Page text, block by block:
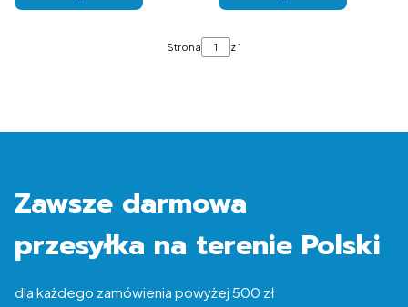
Strona z 1
Zawsze darmowa
przesyłka na terenie Polski
dla każdego zamówienia powyżej 500 zł